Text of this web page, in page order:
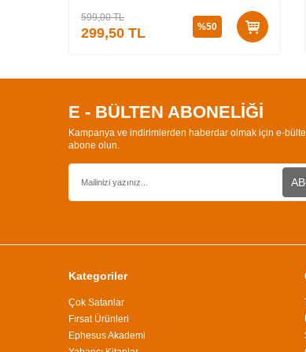
599,00TL
299,50 TL %50
E - BÜLTEN ABONELİĞİ
Kampanya ve indirimlerden haberdar olmak için e-
abone olun.
Kategoriler
Çok Satanlar
Fırsat Ürünleri
Ephesus Akademi